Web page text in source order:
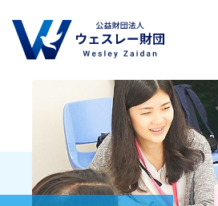
アクセス ENGLISH
ウェスレー財団とは